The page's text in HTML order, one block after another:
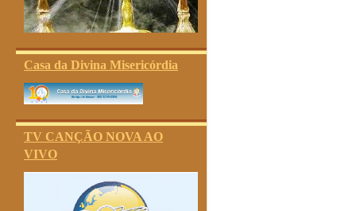
Casa da Divina Misericórdia
TV CANÇÃO NOVA AO
VIVO